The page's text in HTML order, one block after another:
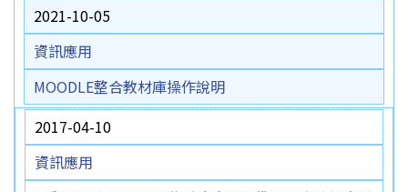
2021-10-05
資訊應用
MOODLE整合教材庫操作說明
2017-04-10
資訊應用